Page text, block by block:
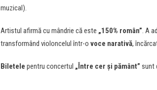
muzical).
Artistul afirmă cu mândrie că este „150% român”. A
transformând violoncelul într-o voce narativă,
Biletele pentru concertul „Între cer și pământ” sunt